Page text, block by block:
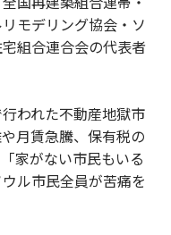
モデリング協会・ソ
組合連合会の代表者
われた不動産地獄市
月賃急騰、保有税の
家がない市民もいる
ル市民全員が苦痛を